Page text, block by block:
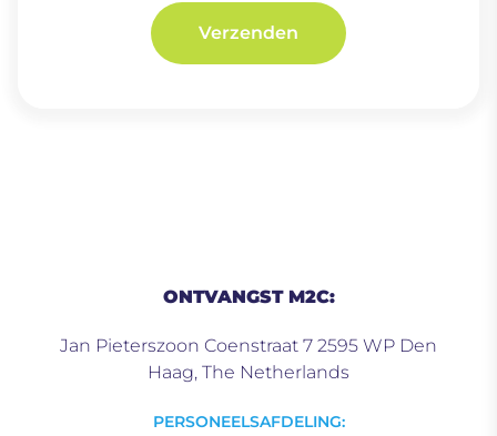
Verzenden
ONTVANGST M2C:
Jan Pieterszoon Coenstraat 7 2595 WP Den
Haag, The Netherlands
PERSONEELSAFDELING: